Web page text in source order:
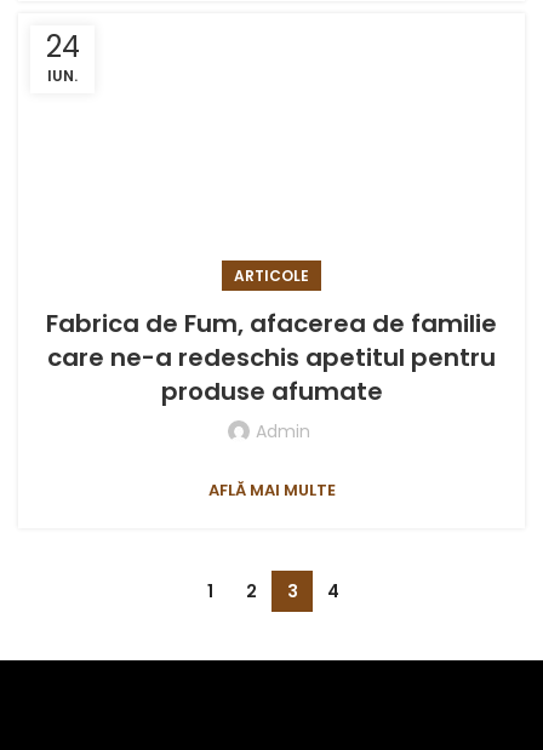
24
IUN.
ARTICOLE
Fabrica de Fum, afacerea de familie
care ne-a redeschis apetitul pentru
produse afumate
Admin
AFLĂ MAI MULTE
1 2 3 4